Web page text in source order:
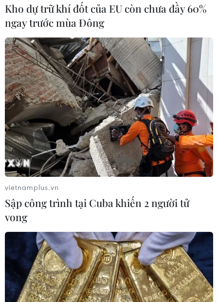
Bộ GTVT nghiên cứu cả 2 kịch bản làm
Đường sắt Tốc độ cao Bắc-Nam
18/05/2023 07:00
Dự án Đường sắt Tốc độ cao Bắc-Nam là dự án có quy
mô lớn, công nghệ-kỹ thuật phức tạp, cần nhiều nguồn
lực lớn để đầu tư, là động lực quan trọng để tạo đột
phá phát triển kinh tế-xã hội cả nước.
Kho dự trữ khí đốt của EU còn chưa đầy 60%
ngay trước mùa Đông
vietnamplus.vn
Sập công trình tại Cuba khiến 2 người tử
vong